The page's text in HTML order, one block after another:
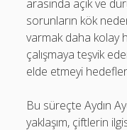
arasında açık ve
sorunların kök
varmak daha kolay
çalışmaya teşvik
elde etmeyi
Bu süreçte Aydın
yaklaşım, çiftlerin